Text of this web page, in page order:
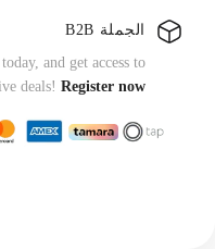
الجملة B2B
and get access to
deals! Register now